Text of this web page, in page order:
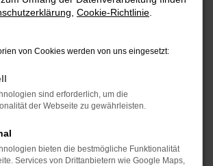
egal ob Sommerreifen oder
Sie von unserem geschulten Personal
Ihre Verkehrssicherheit weiterhin
über das Auswuchten sowie einer
zur Reifeneinlagerung.
kompletten Reifenservice.
für:
Cookie-Richtlinie
von Cookies werden von uns eingesetzt:
sind erforderlich, um die
der Webseite zu gewährleisten.
bieten die bestmögliche Funktionalität
Services von Drittanbietern wie Google Maps,